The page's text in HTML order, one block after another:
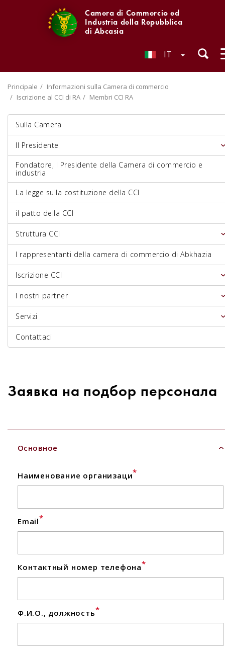
Camera di Commercio ed
Industria della Repubblica
di Abcasia
IT
Principale
Informazioni sulla Camera di commercio
Iscrizione al CCI di RA
Membri CCI RA
Sulla Camera
Il Presidente
Fondatore, I Presidente della Camera di commercio e
industria
La legge sulla costituzione della CCI
il patto della CCI
Struttura CCI
I rappresentanti della camera di commercio di Abkhazia
Iscrizione CCI
I nostri partner
Servizi
Contattaci
Заявка на подбор персонала
Основное
Наименование организаци*
Email*
Контактный номер телефона*
Ф.И.О., должность*